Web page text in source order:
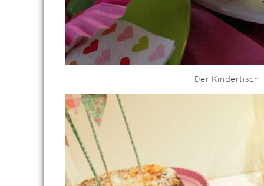
Der Kindertisch